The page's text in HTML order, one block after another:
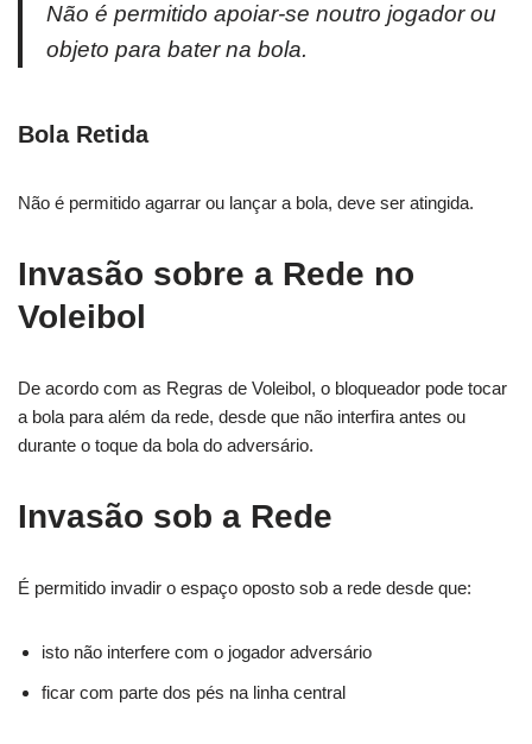
Não é permitido apoiar-se noutro jogador ou
objeto para bater na bola.
Bola Retida
Não é permitido agarrar ou lançar a bola, deve ser atingida.
Invasão sobre a Rede no
Voleibol
De acordo com as Regras de Voleibol, o bloqueador pode tocar
a bola para além da rede, desde que não interfira antes ou
durante o toque da bola do adversário.
Invasão sob a Rede
É permitido invadir o espaço oposto sob a rede desde que:
isto não interfere com o jogador adversário
ficar com parte dos pés na linha central